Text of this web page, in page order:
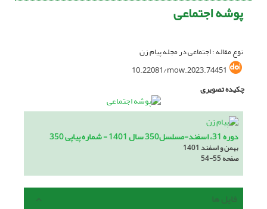
پوشه اجتماعی
نوع مقاله : اجتماعی در مجله پیام زن
10.22081/mow.2023.74451
چکیده تصویری
دوره 31، اسفند-مسلسل350 سال 1401 - شماره پیاپی 350
بهمن و اسفند 1401
صفحه54-55
فایل ها